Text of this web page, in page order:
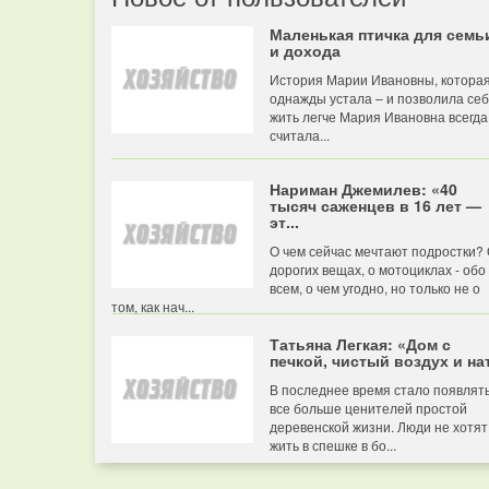
Маленькая птичка для
и дохода
История Марии Ивановны, которая
однажды устала – и позволила
жить легче Мария Ивановна всегда
считала...
Нариман Джемилев: «40
тысяч саженцев в 16 лет —
эт...
О чем сейчас мечтают подростки?
дорогих вещах, о мотоциклах - обо
всем, о чем угодно, но только не о
том, как нач...
Татьяна Легкая: «Дом с
печкой, чистый воздух и
В последнее время стало
все больше ценителей простой
деревенской жизни. Люди не хотят
жить в спешке в бо...